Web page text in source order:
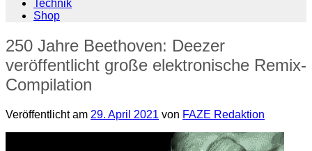
Technik
Shop
250 Jahre Beethoven: Deezer
veröffentlicht große elektronische Remix-
Compilation
Veröffentlicht am 29. April 2021 von FAZE Redaktion